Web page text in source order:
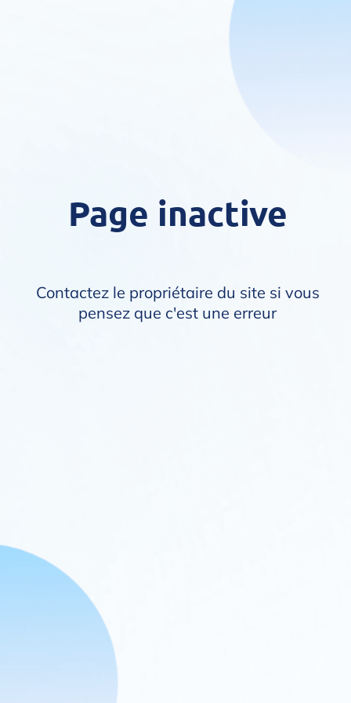
Page inactive
Contactez le propriétaire du site si vous
pensez que c'est une erreur